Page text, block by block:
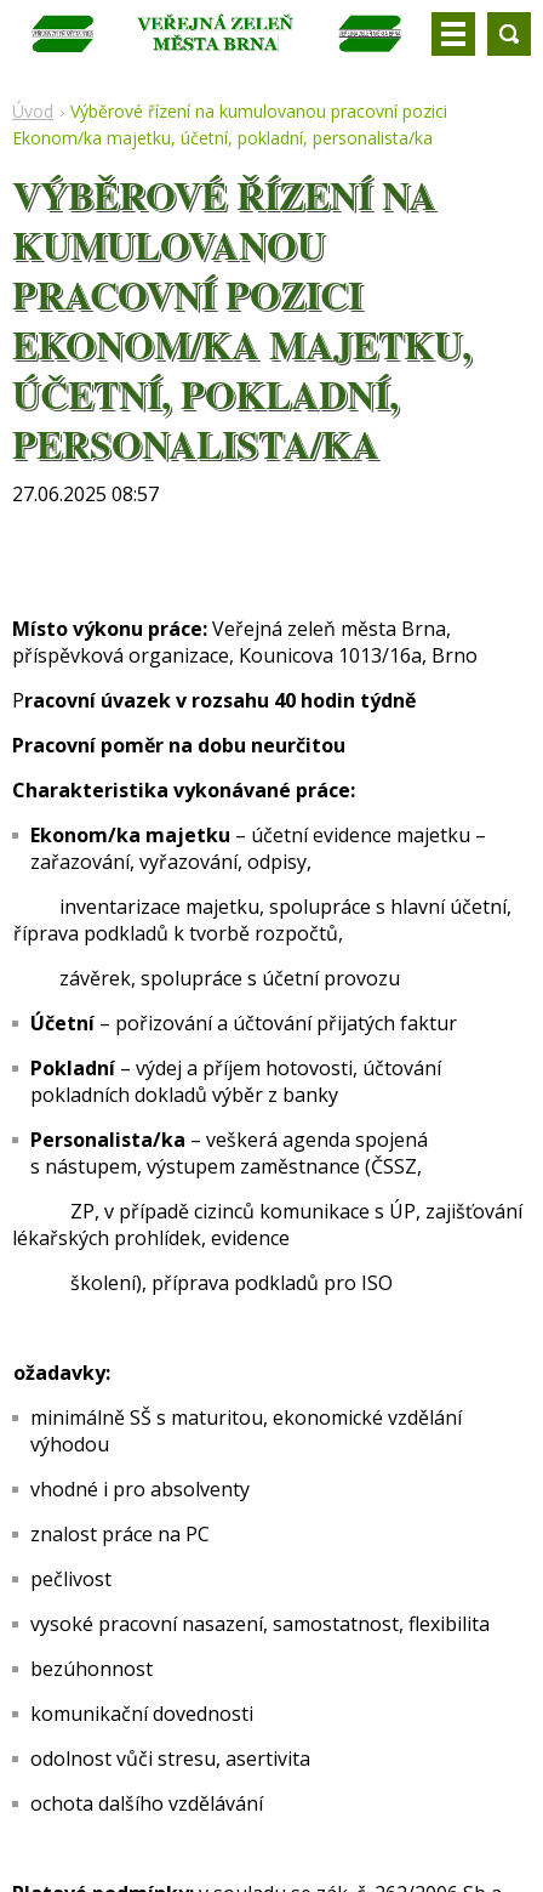
Úvod
Výběrové řízení na kumulovanou pracovní pozici
Ekonom/ka majetku, účetní, pokladní, personalista/ka
VÝBĚROVÉ ŘÍZENÍ NA
KUMULOVANOU
PRACOVNÍ POZICI
EKONOM/KA MAJETKU,
ÚČETNÍ, POKLADNÍ,
PERSONALISTA/KA
27.06.2025 08:57
Místo výkonu práce:Veřejná zeleň města Brna,
příspěvková organizace, Kounicova 1013/16a, Brno
Pracovní úvazek v rozsahu 40 hodin týdně
Pracovní poměr na dobu neurčitou
Charakteristika vykonávané práce:
Ekonom/ka majetku – účetní evidence majetku –
zařazování, vyřazování, odpisy,
inventarizace majetku, spolupráce s hlavní účetní,
příprava podkladů k tvorbě rozpočtů,
závěrek, spolupráce s účetní provozu
Účetní – pořizování a účtování přijatých faktur
Pokladní – výdej a příjem hotovosti, účtování
pokladních dokladů výběr z banky
Personalista/ka – veškerá agenda spojená
s nástupem, výstupem zaměstnance (ČSSZ,
ZP, v případě cizinců komunikace s ÚP, zajišťování
lékařských prohlídek, evidence
školení), příprava podkladů pro ISO
Požadavky:
minimálně SŠ s maturitou, ekonomické vzdělání
výhodou
vhodné i pro absolventy
znalost práce na PC
pečlivost
vysoké pracovní nasazení, samostatnost, flexibilita
bezúhonnost
komunikační dovednosti
odolnost vůči stresu, asertivita
ochota dalšího vzdělávání